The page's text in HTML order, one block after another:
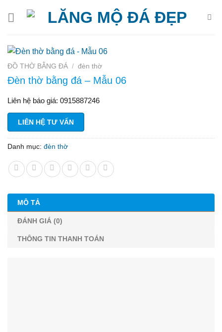
ĐỒ THỜ BẰNG ĐÁ / đèn thờ
Đèn thờ bằng đá – Mẫu 06
Liên hệ báo giá: 0915887246
LIÊN HỆ TƯ VẤN
Danh mục: đèn thờ
MÔ TẢ
ĐÁNH GIÁ (0)
THÔNG TIN THANH TOÁN